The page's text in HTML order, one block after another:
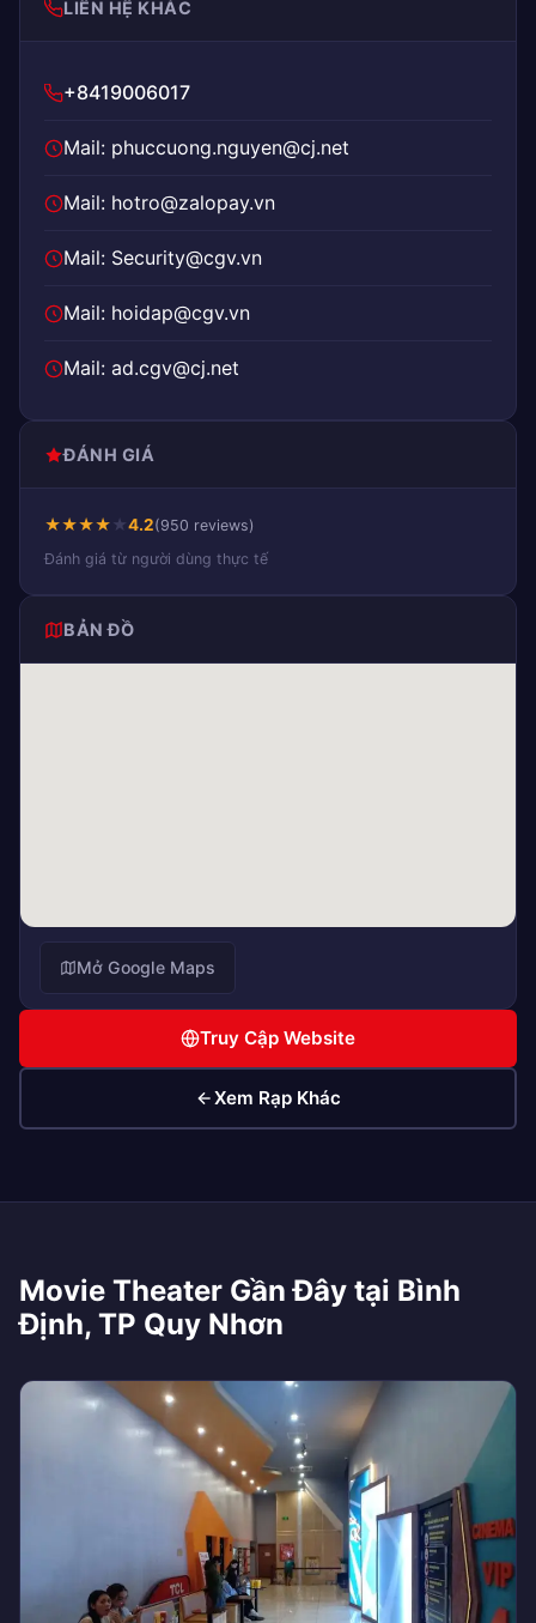
LIÊN HỆ KHÁC
+8419006017
Mail: phuccuong.nguyen@cj.net
Mail: hotro@zalopay.vn
Mail: Security@cgv.vn
Mail: hoidap@cgv.vn
Mail: ad.cgv@cj.net
ĐÁNH GIÁ
★★★★★4.2(950 reviews)
Đánh giá từ người dùng thực tế
BẢN ĐỒ
Mở Google Maps
Truy Cập Website
Xem Rạp Khác
Movie Theater Gần Đây tại Bình
Định, TP Quy Nhơn